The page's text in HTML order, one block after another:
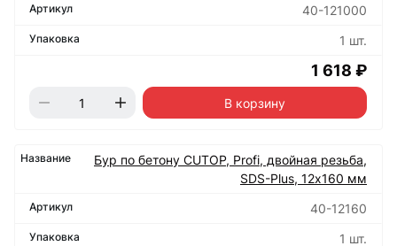
40-121000
1 шт.
1 618 ₽
В корзину
Бур по бетону CUTOP, Profi, двойная резьба,
SDS-Plus, 12х160 мм
40-12160
1 шт.